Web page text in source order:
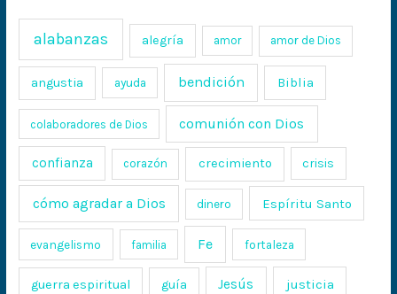
alabanzas alegría amor amor de Dios
angustia ayuda bendición Biblia
colaboradores de Dios comunión con Dios
confianza corazón crecimiento crisis
cómo agradar a Dios dinero Espíritu Santo
evangelismo familia Fe fortaleza
guerra espiritual guía Jesús justicia